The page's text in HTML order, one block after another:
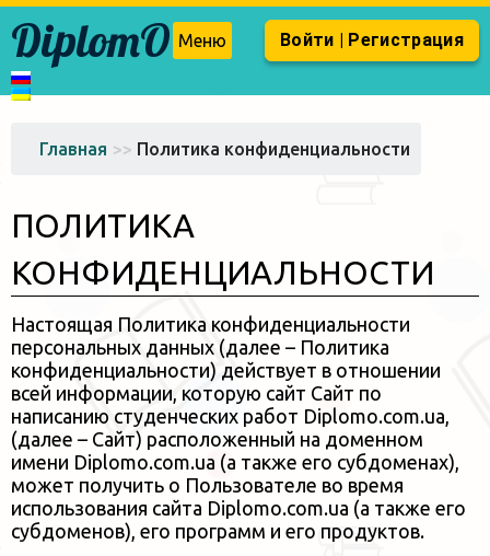
DiplomO Меню Войти | Регистрация
Главная >> Политика конфиденциальности
ПОЛИТИКА
КОНФИДЕНЦИАЛЬНОСТИ
Настоящая Политика конфиденциальности
персональных данных (далее – Политика
конфиденциальности) действует в отношении
всей информации, которую сайт Сайт по
написанию студенческих работ Diplomo.com.ua,
(далее – Сайт) расположенный на доменном
имени Diplomo.com.ua (а также его субдоменах),
может получить о Пользователе во время
использования сайта Diplomo.com.ua (а также его
субдоменов), его программ и его продуктов.